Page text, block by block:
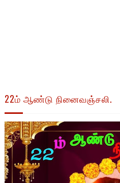
22ம் ஆண்டு நினைவஞ்சலி.